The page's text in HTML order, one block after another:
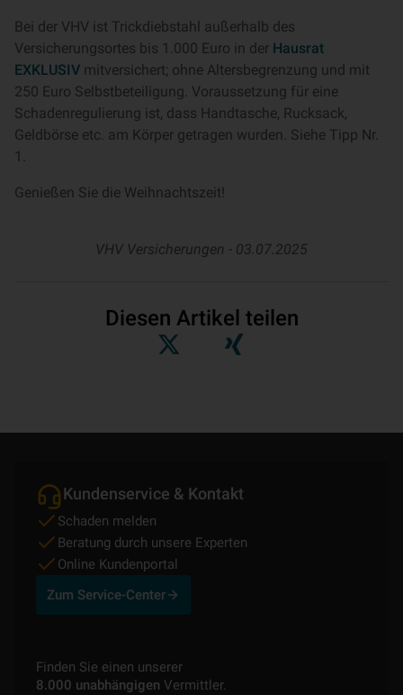
Bei der VHV ist Trickdiebstahl außerhalb des
Versicherungsortes bis 1.000 Euro in der Hausrat
EXKLUSIV mitversichert; ohne Altersbegrenzung und mit
250 Euro Selbstbeteiligung. Voraussetzung für eine
Schadenregulierung ist, dass Handtasche, Rucksack,
Geldbörse etc. am Körper getragen wurden. Siehe Tipp Nr.
1.
Genießen Sie die Weihnachtszeit!
VHV Versicherungen - 03.07.2025
Diesen Artikel teilen
Kundenservice & Kontakt
Schaden melden
Beratung durch unsere Experten
Online Kundenportal
Zum Service-Center
Finden Sie einen unserer
8.000 unabhängigen Vermittler.